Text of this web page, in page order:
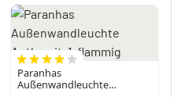
Paranhas
Außenwandleuchte